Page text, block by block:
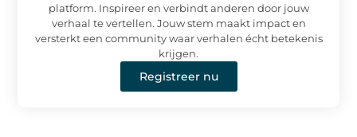
platform. Inspireer en verbindt anderen door jouw
verhaal te vertellen. Jouw stem maakt impact en
versterkt een community waar verhalen écht betekenis
krijgen.
Registreer nu